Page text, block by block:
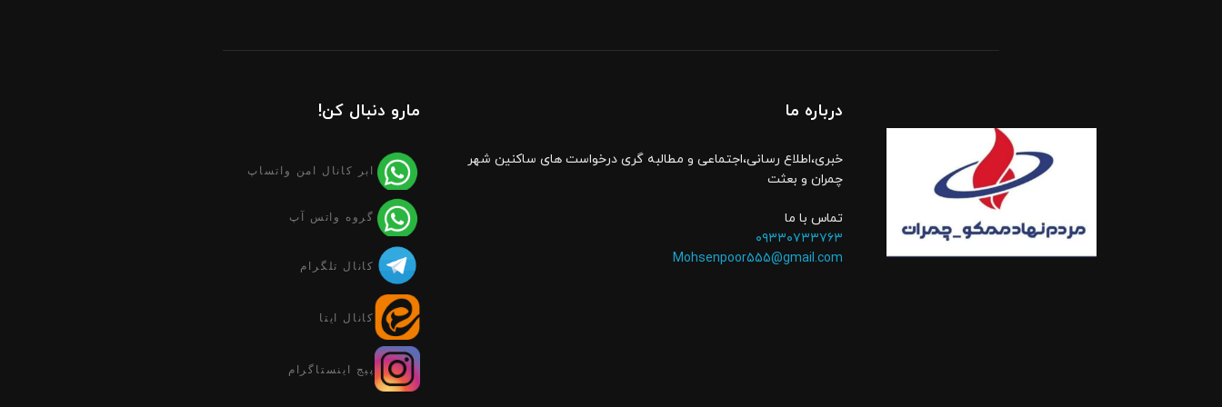
درباره ما
خبری،اطلاع رسانی،اجتماعی و مطالبه گری درخواست های ساکنین شهر
چمران و بعثت
تماس با ما
۰۹۳۳۰۷۳۳۷۶۳
Mohsenpoor555@gmail.com
مارو دنبال کن!
ابر کانال امن واتساپ
گروه واتس آپ
کانال تلگرام
کانال ایتا
پیج اینستاگرام